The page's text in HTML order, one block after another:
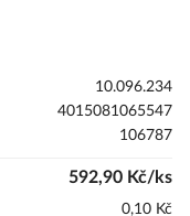
10.096.234
4015081065547
106787
592,90 Kč/ks
0,10 Kč